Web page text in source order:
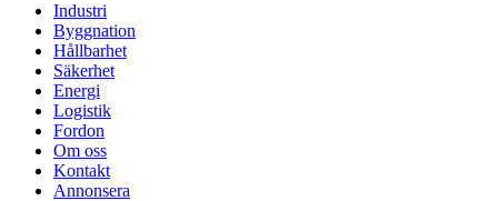
Industri
Byggnation
Hållbarhet
Säkerhet
Energi
Logistik
Fordon
Om oss
Kontakt
Annonsera